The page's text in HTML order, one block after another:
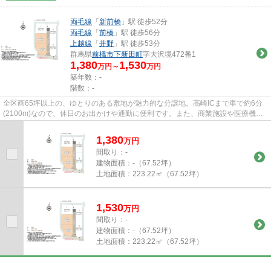
両毛線 「新前橋 」駅 徒歩52分
両毛線 「前橋 」駅 徒歩56分
上越線 「井野 」駅 徒歩53分
群馬県前橋市下新田町字大沢境472番1
1,380万円～ 1,530万円
築年数：-
階数：-
全区画65坪以上の、ゆとりのある敷地が魅力的な分譲地。高崎ICまで車で約6分
(2100m)なので、休日のお出かけや通勤に便利です。また、商業施設や医療機関
が周辺に充実しており、暮らし...
1,380万円
間取り：-
建物面積： -（67.52坪）
土地面積： 223.22㎡（67.52坪）
1,530万円
間取り：-
建物面積： -（67.52坪）
土地面積： 223.22㎡（67.52坪）